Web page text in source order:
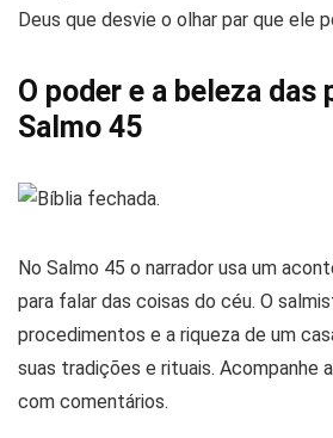
Deus que desvie o olhar par que ele
O poder e a beleza das
Salmo 45
No Salmo 45 o narrador usa um
para falar das coisas do céu. O
procedimentos e a riqueza de um
suas tradições e rituais. Acompanhe
com comentários.